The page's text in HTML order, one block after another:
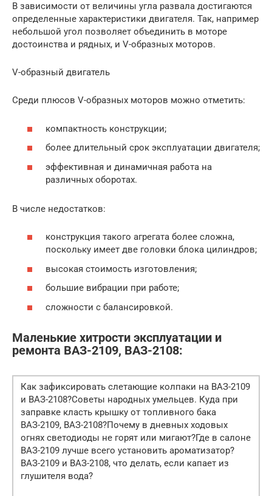
В зависимости от величины угла развала достигаются
определенные характеристики двигателя. Так, например
небольшой угол позволяет объединить в моторе
достоинства и рядных, и V-образных моторов.
V-образный двигатель
Среди плюсов V-образных моторов можно отметить:
компактность конструкции;
более длительный срок эксплуатации двигателя;
эффективная и динамичная работа на
различных оборотах.
В числе недостатков:
конструкция такого агрегата более сложна,
поскольку имеет две головки блока цилиндров;
высокая стоимость изготовления;
большие вибрации при работе;
сложности с балансировкой.
Маленькие хитрости эксплуатации и
ремонта ВАЗ-2109, ВАЗ-2108:
Как зафиксировать слетающие колпаки на ВАЗ-2109
и ВАЗ-2108?Советы народных умельцев. Куда при
заправке класть крышку от топливного бака
ВАЗ-2109, ВАЗ-2108?Почему в дневных ходовых
огнях светодиоды не горят или мигают?Где в салоне
ВАЗ-2109 лучше всего установить ароматизатор?
ВАЗ-2109 и ВАЗ-2108, что делать, если капает из
глушителя вода?